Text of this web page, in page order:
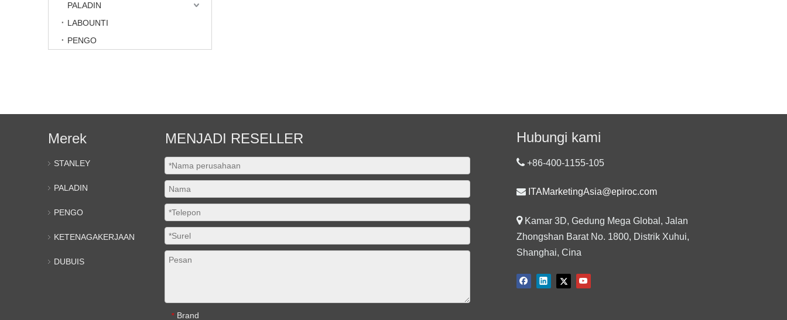
PALADIN
LABOUNTI
PENGO
Merek
STANLEY
PALADIN
PENGO
KETENAGAKERJAAN
DUBUIS
MENJADI RESELLER
* Brand
Hubungi kami
 +86-400-1155-105
 ITAMarketingAsia@epiroc.com
 Kamar 3D, Gedung Mega Global, Jalan
Zhongshan Barat No. 1800, Distrik Xuhui,
Shanghai, Cina